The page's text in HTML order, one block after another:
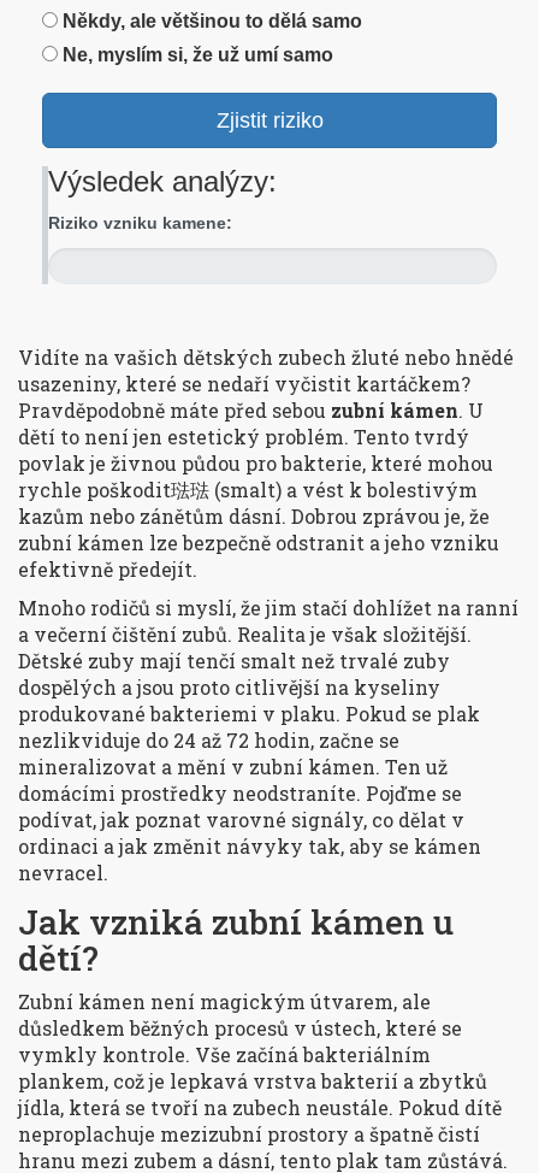
Někdy, ale většinou to dělá samo
Ne, myslím si, že už umí samo
Zjistit riziko
Výsledek analýzy:
Riziko vzniku kamene:
Vidíte na vašich dětských zubech žluté nebo hnědé
usazeniny, které se nedaří vyčistit kartáčkem?
Pravděpodobně máte před sebou zubní kámen. U
dětí to není jen estetický problém. Tento tvrdý
povlak je živnou půdou pro bakterie, které mohou
rychle poškodit琺琺 (smalt) a vést k bolestivým
kazům nebo zánětům dásní. Dobrou zprávou je, že
zubní kámen lze bezpečně odstranit a jeho vzniku
efektivně předejít.
Mnoho rodičů si myslí, že jim stačí dohlížet na ranní
a večerní čištění zubů. Realita je však složitější.
Dětské zuby mají tenčí smalt než trvalé zuby
dospělých a jsou proto citlivější na kyseliny
produkované bakteriemi v plaku. Pokud se plak
nezlikviduje do 24 až 72 hodin, začne se
mineralizovat a mění v zubní kámen. Ten už
domácími prostředky neodstraníte. Pojďme se
podívat, jak poznat varovné signály, co dělat v
ordinaci a jak změnit návyky tak, aby se kámen
nevracel.
Jak vzniká zubní kámen u
dětí?
Zubní kámen není magickým útvarem, ale
důsledkem běžných procesů v ústech, které se
vymkly kontrole. Vše začínábakteriálním
plankem, což je lepkavá vrstva bakterií a zbytků
jídla, která se tvoří na zubech neustále. Pokud dítě
neproplachuje mezizubní prostory a špatně čistí
hranu mezi zubem a dásní, tento plak tam zůstává.